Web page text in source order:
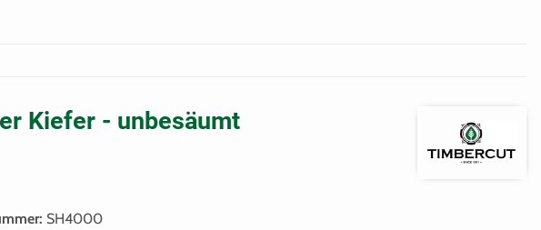
Kiefer - unbesäumt
SH4000